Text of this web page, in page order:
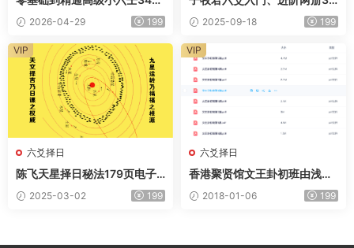
页电子版
2026-04-29 199
0多页电子版
2025-09-18 199
六爻择日
陈飞天星择日秘法179页电子
版 2025-03-02 199
VIP
六爻择日
香港聚贤馆文王卦初班由浅入
深8节课讲义电子版
2018-01-06 199
VIP